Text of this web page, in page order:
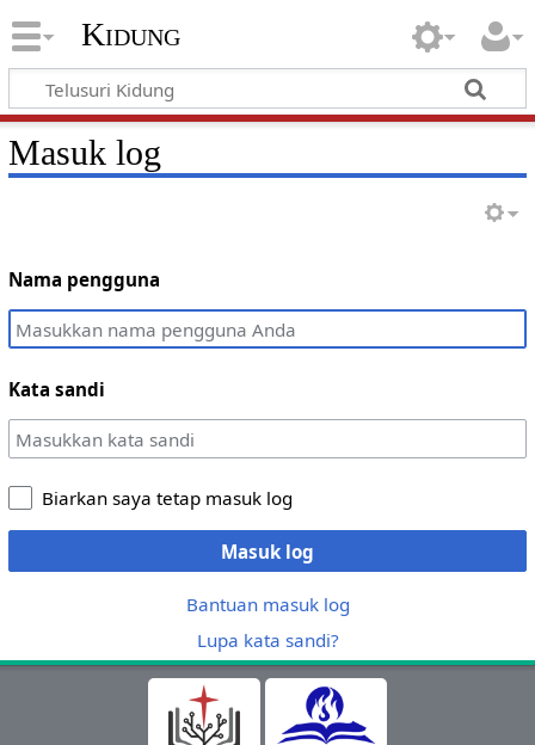
Kidung
Masuk log
Nama pengguna
Kata sandi
Biarkan saya tetap masuk log
Masuk log
Bantuan masuk log
Lupa kata sandi?